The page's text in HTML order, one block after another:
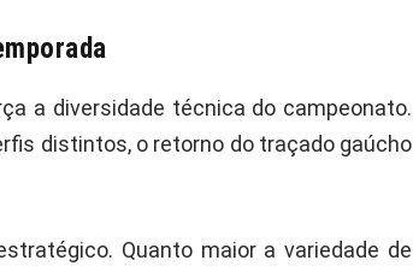
a diversidade técnica do campeonato.
distintos, o retorno do traçado gaúcho
Quanto maior a variedade de